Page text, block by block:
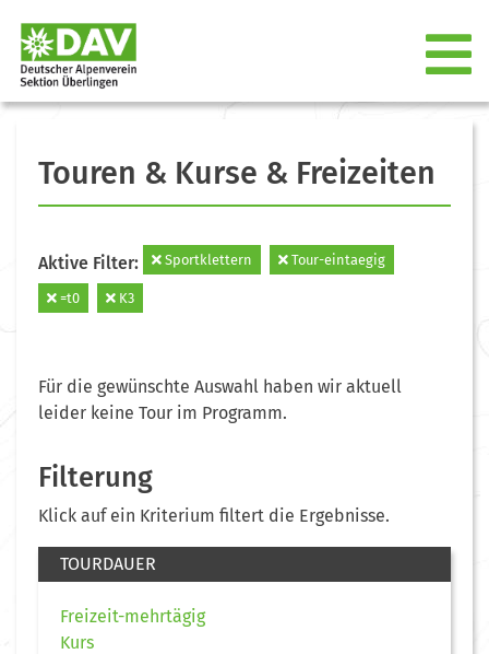
Touren & Kurse & Freizeiten
Aktive Filter: Sportklettern Tour-eintaegig
=t0 K3
Für die gewünschte Auswahl haben wir aktuell
leider keine Tour im Programm.
Filterung
Klick auf ein Kriterium filtert die Ergebnisse.
TOURDAUER
Freizeit-mehrtägig
Kurs